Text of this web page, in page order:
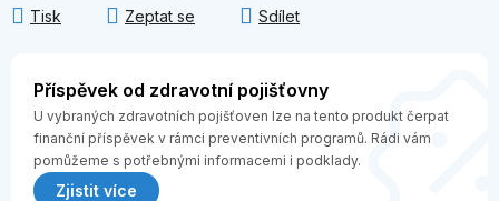
Tisk Zeptat se Sdílet
Příspěvek od zdravotní pojišťovny
U vybraných zdravotních pojišťoven lze na tento produkt čerpat
finanční příspěvek v rámci preventivních programů. Rádi vám
pomůžeme s potřebnými informacemi i podklady.
Zjistit více